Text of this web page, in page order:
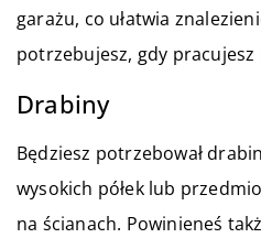
garażu, co ułatwia
potrzebujesz, gdy
Drabiny
Będziesz potrzebował
wysokich półek lub
na ścianach. Powinieneś